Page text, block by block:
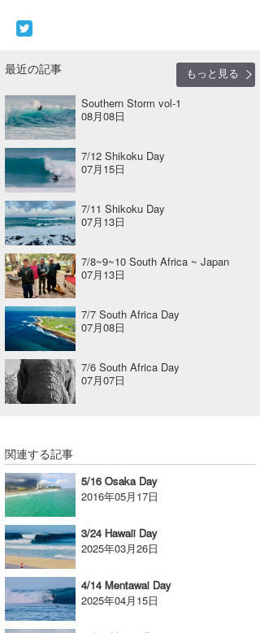
最近の記事
もっと見る
Southern Storm vol-1
08月08日
7/12 Shikoku Day
07月15日
7/11 Shikoku Day
07月13日
7/8~9~10 South Africa ~ Japan
07月13日
7/7 South Africa Day
07月08日
7/6 South Africa Day
07月07日
関連する記事
5/16 Osaka Day
2016年05月17日
3/24 Hawaii Day
2025年03月26日
4/14 Mentawai Day
2025年04月15日